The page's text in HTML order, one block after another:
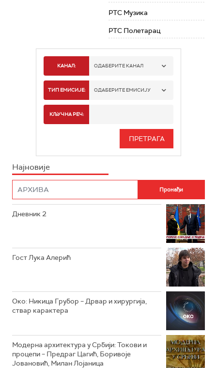
РТС Музика
РТС Полетарац
КАНАЛ: ОДАБЕРИТЕ КАНАЛ
РТС 1
РТС 3
ТИП ЕМИСИЈЕ: ОДАБЕРИТЕ ЕМИСИЈУ
ИНФО
КЉУЧНА РЕЧ:
Најновије
Дневник 2
Гост Лука Алерић
Око: Никица Грубор – Дрвар и хирургија,
ствар карактера
Модерна архитектура у Србији: Токови и
процепи – Предраг Цагић, Боривоје
Јовановић, Милан Лојаница